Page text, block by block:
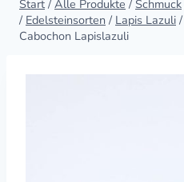
Start / Alle Produkte / Schmuck
/ Edelsteinsorten / Lapis Lazuli /
Cabochon Lapislazuli